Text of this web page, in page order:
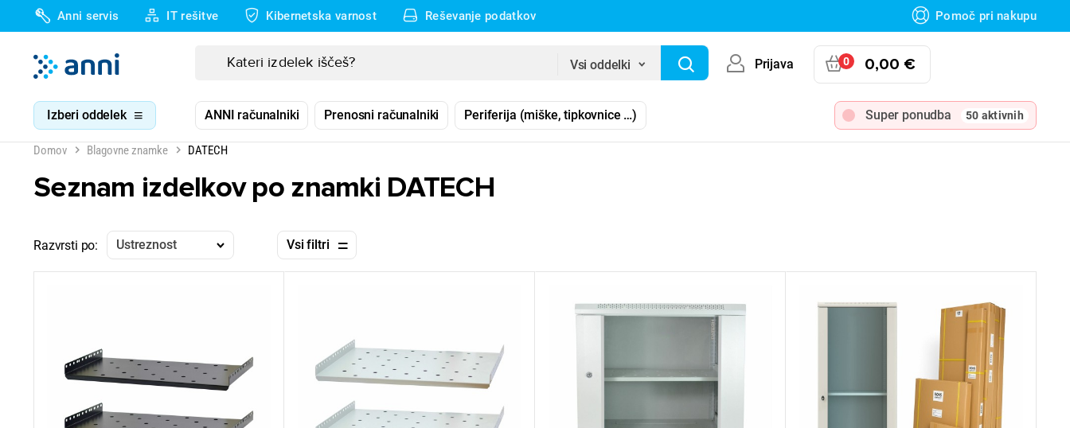
Anni servis IT rešitve Kibernetska varnost Reševanje podatkov Pomoč pri nakupu
Vsi oddelki Prijava 0 0,00 €
Izberi oddelek ANNI računalniki Prenosni računalniki Periferija (miške, tipkovnice …) Super ponudba 50 aktivnih
Domov Blagovne znamke DATECH
Seznam izdelkov po znamki DATECH
Razvrsti po: Ustreznost Vsi filtri